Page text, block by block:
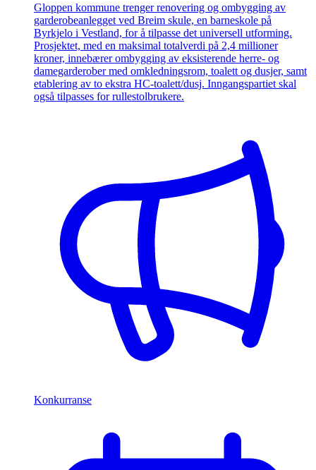
Gloppen kommune trenger renovering og ombygging av
garderobeanlegget ved Breim skule, en barneskole på
Byrkjelo i Vestland, for å tilpasse det universell utforming.
Prosjektet, med en maksimal totalverdi på 2,4 millioner
kroner, innebærer ombygging av eksisterende herre- og
damegarderober med omkledningsrom, toalett og dusjer, samt
etablering av to ekstra HC-toalett/dusj. Inngangspartiet skal
også tilpasses for rullestolbrukere.
Konkurranse